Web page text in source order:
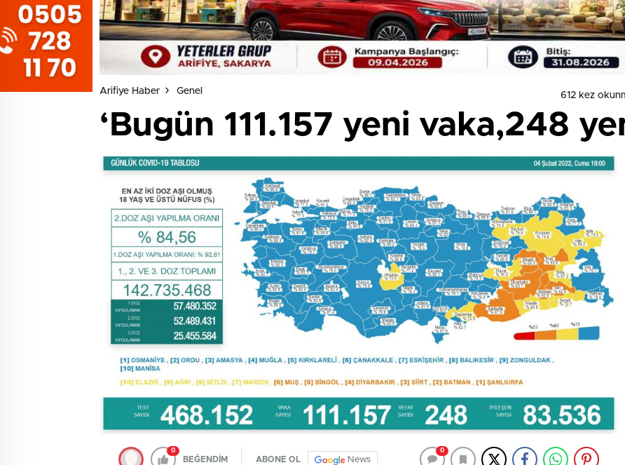
Arifiye Haber Genel 612 kez
‘Bugün 111.157 yeni vaka,248
0
BEĞENDİM ABONE OL News
0